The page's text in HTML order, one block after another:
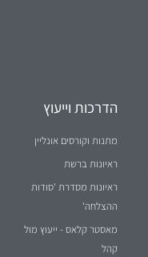
הדרכות וייעוץ
מתנות וקורסים אונליין
ראיונות ברשת
ראיונות מסדרת 'סודות
ההצלחה'
מאסטר קלאס - ייעוץ מול
קהל